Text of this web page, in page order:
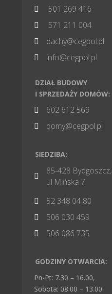
 501 269 416
 571 211 004
 dachy@cegpol.pl
 info@cegpol.pl
DZIAŁ BUDOWY
I SPRZEDAŻY DOMÓW:
 602 612 569
 domy@cegpol.pl
SIEDZIBA:

85-428 Bydgoszcz,
ul Mińska 7
 52 348 04 80
 506 030 459
 506 086 735
GODZINY OTWARCIA:
Pn-Pt: 7.30 – 16.00,
Sobota: 08.00 – 13.00